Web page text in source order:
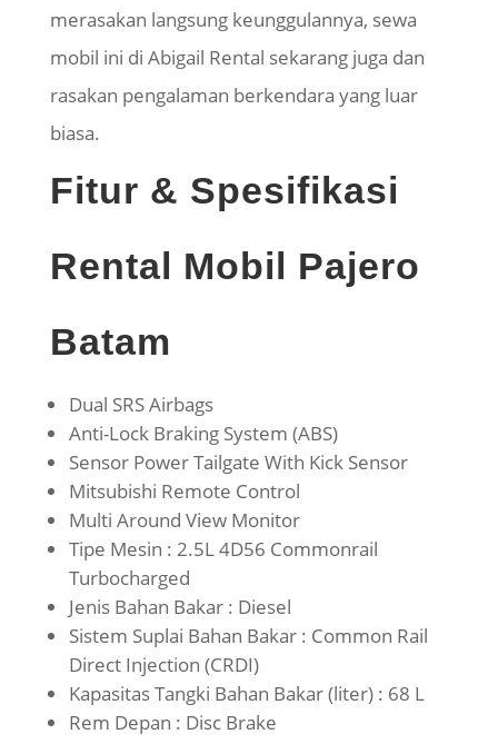
merasakan langsung keunggulannya, sewa
mobil ini di Abigail Rental sekarang juga dan
rasakan pengalaman berkendara yang luar
biasa.
Fitur & Spesifikasi
Rental Mobil Pajero
Batam
Dual SRS Airbags
Anti-Lock Braking System (ABS)
Sensor Power Tailgate With Kick Sensor
Mitsubishi Remote Control
Multi Around View Monitor
Tipe Mesin : 2.5L 4D56 Commonrail
Turbocharged
Jenis Bahan Bakar : Diesel
Sistem Suplai Bahan Bakar : Common Rail
Direct Injection (CRDI)
Kapasitas Tangki Bahan Bakar (liter) : 68 L
Rem Depan : Disc Brake